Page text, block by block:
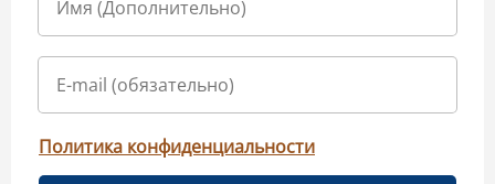
Политика конфиденциальности